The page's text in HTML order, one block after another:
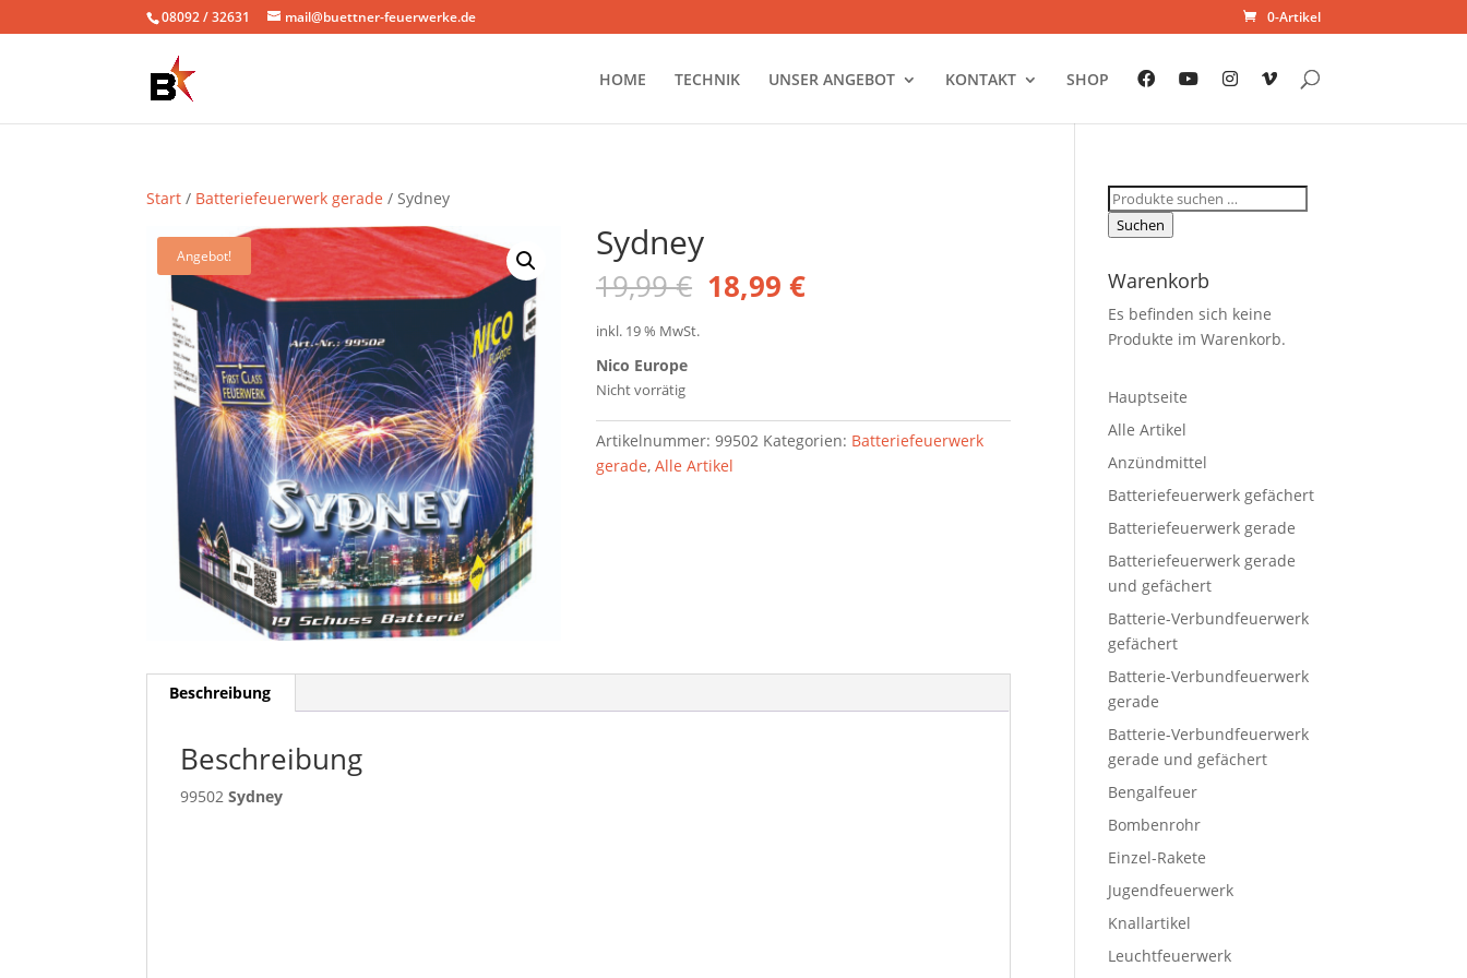
08092 / 32631 mail@buettner-feuerwerke.de 0-Artikel
HOME TECHNIK UNSER ANGEBOT KONTAKT SHOP
Start / Batteriefeuerwerk gerade / Sydney
Angebot! Sydney
19,99€ Ursprünglicher
Preis
18,99€Aktueller
inkl. 19 % MwSt.
Nico Europe
Nicht vorrätig
Artikelnummer:99502 Kategorien: Batteriefeuerwerk
gerade,Alle Artikel
Beschreibung
Beschreibung
99502Sydney
Suchen
nach:
Suchen
Warenkorb
Es befinden sich keine
Produkte im Warenkorb.
Hauptseite
Alle Artikel
Anzündmittel
Batteriefeuerwerk gefächert
Batteriefeuerwerk gerade
Batteriefeuerwerk gerade
und gefächert
Batterie-Verbundfeuerwerk
gefächert
Batterie-Verbundfeuerwerk
gerade
Batterie-Verbundfeuerwerk
gerade und gefächert
Bengalfeuer
Bombenrohr
Einzel-Rakete
Jugendfeuerwerk
Knallartikel
Leuchtfeuerwerk